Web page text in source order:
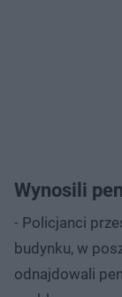
Wynosili
- Policjanci
budynku, w
odnajdowali